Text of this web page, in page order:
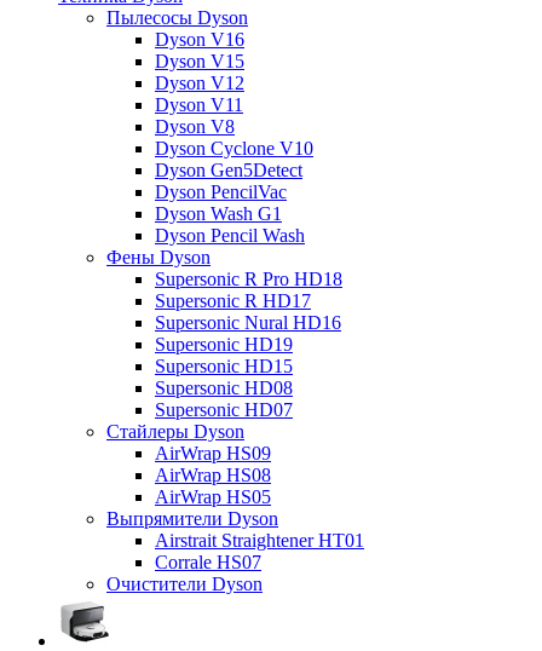
Пылесосы Dyson
Dyson V16
Dyson V15
Dyson V12
Dyson V11
Dyson V8
Dyson Cyclone V10
Dyson Gen5Detect
Dyson PencilVac
Dyson Wash G1
Dyson Pencil Wash
Фены Dyson
Supersonic R Pro HD18
Supersonic R HD17
Supersonic Nural HD16
Supersonic HD19
Supersonic HD15
Supersonic HD08
Supersonic HD07
Стайлеры Dyson
AirWrap HS09
AirWrap HS08
AirWrap HS05
Выпрямители Dyson
Airstrait Straightener HT01
Corrale HS07
Очистители Dyson